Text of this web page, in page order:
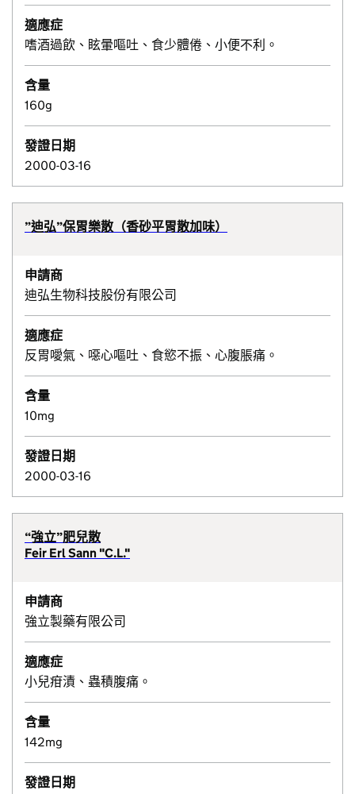
適應症
嗜酒過飲、眩暈嘔吐、食少體倦、小便不利。
含量
160g
發證日期
2000-03-16
”迪弘”保胃樂散（香砂平胃散加味）
申請商
迪弘生物科技股份有限公司
適應症
反胃噯氣、噁心嘔吐、食慾不振、心腹脹痛。
含量
10mg
發證日期
2000-03-16
“強立”肥兒散
Feir Erl Sann "C.L."
申請商
強立製藥有限公司
適應症
小兒疳漬、蟲積腹痛。
含量
142mg
發證日期